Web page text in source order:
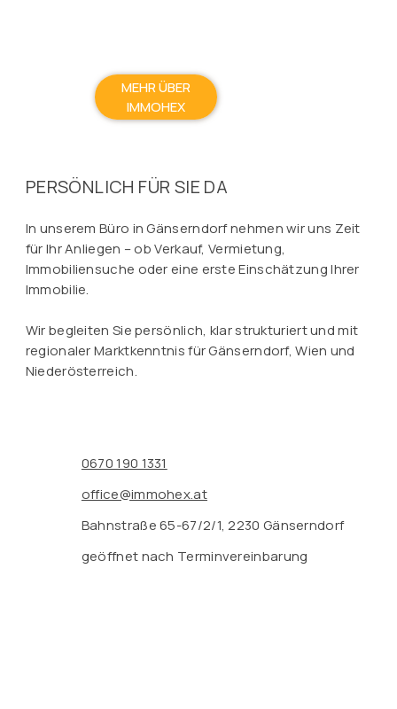
MEHR ÜBER
IMMOHEX
PERSÖNLICH FÜR SIE DA
In unserem Büro in Gänserndorf nehmen wir uns Zeit
für Ihr Anliegen – ob Verkauf, Vermietung,
Immobiliensuche oder eine erste Einschätzung Ihrer
Immobilie.
Wir begleiten Sie persönlich, klar strukturiert und mit
regionaler Marktkenntnis für Gänserndorf, Wien und
Niederösterreich.
0670 190 1331
office@immohex.at
Bahnstraße 65-67/2/1, 2230 Gänserndorf
geöffnet nach Terminvereinbarung